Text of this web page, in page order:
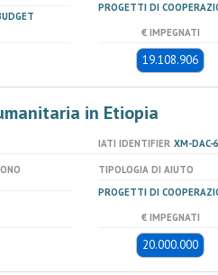
PROGETTI DI
€ IMPEGNATI
19.108.906
in Etiopia
IATI IDENTIFIER XM-DAC-
TIPOLOGIA DI AIUTO
PROGETTI DI
€ IMPEGNATI
20.000.000